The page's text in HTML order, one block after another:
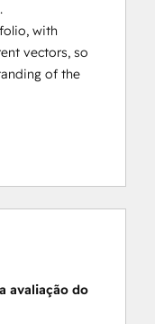
with
vectors, so
of the
avaliação do